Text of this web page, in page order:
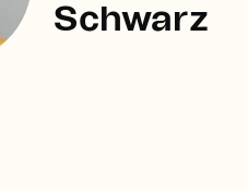
Schwarz